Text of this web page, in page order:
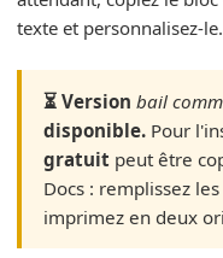
texte et personnalisez-le.
⏳ Version bail
disponible. Pour
gratuit peut être
Docs : remplissez
imprimez en deux